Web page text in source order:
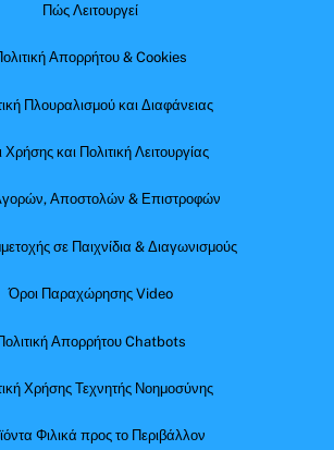
Πώς Λειτουργεί
Απορρήτου & Cookies
Πλουραλισμού και Διαφάνειας
Χρήσης και Πολιτική Λειτουργίας
Αποστολών & Επιστροφών
σε Παιχνίδια & Διαγωνισμούς
Όροι Παραχώρησης Video
Απορρήτου Chatbots
Χρήσης Τεχνητής Νοημοσύνης
Φιλικά προς το Περιβάλλον